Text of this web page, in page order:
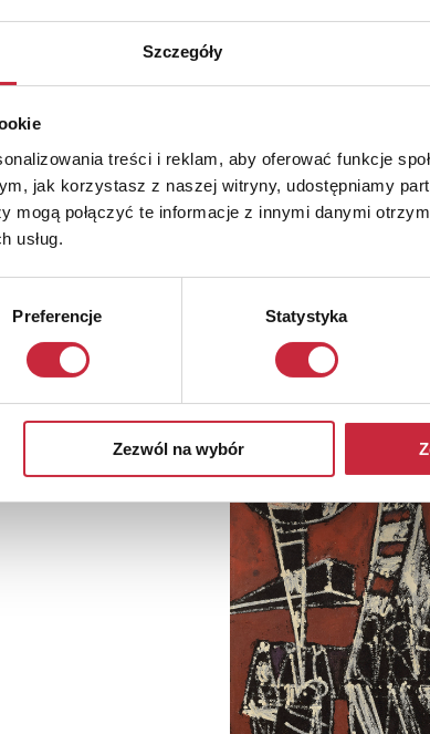
Szczegóły
treści i reklam, aby oferować funkcje
jak korzystasz z naszej witryny, udostępniamy
mogą połączyć te informacje z innymi danymi
usług.
Preferencje Statystyka
Zezwól na wybór